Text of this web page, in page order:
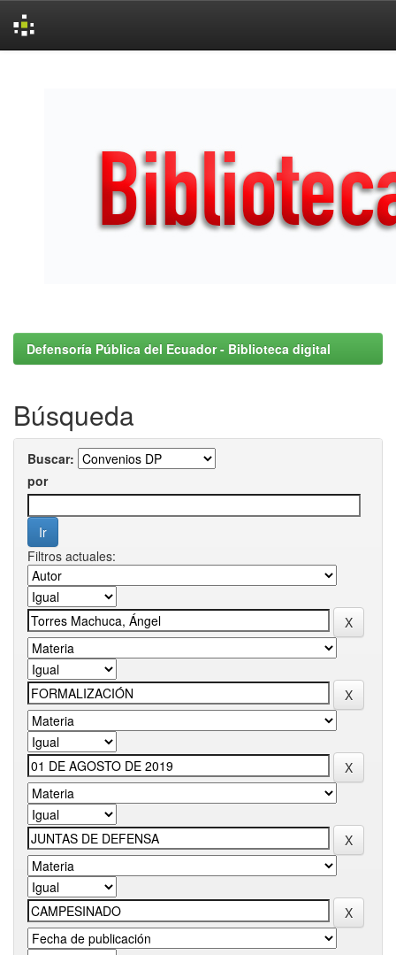
Defensoría Pública del Ecuador - Biblioteca digital
Búsqueda
Buscar:
por
Filtros actuales: